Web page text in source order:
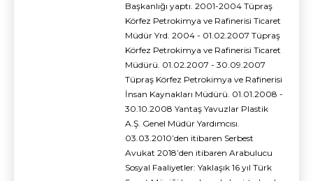
Başkanlığı yaptı. 2001-2004 Tüpraş
Körfez Petrokimya ve Rafinerisi Ticaret
Müdür Yrd. 2004 - 01.02.2007 Tüpraş
Körfez Petrokimya ve Rafinerisi Ticaret
Müdürü. 01.02.2007 - 30.09.2007
Tüpraş Körfez Petrokimya ve Rafinerisi
İnsan Kaynakları Müdürü. 01.01.2008 -
30.10.2008 Yantaş Yavuzlar Plastik
A.Ş. Genel Müdür Yardımcısı.
03.03.2010’den itibaren Serbest
Avukat 2018’den itibaren Arabulucu
Sosyal Faaliyetler: Yaklaşık 16 yıl Türk